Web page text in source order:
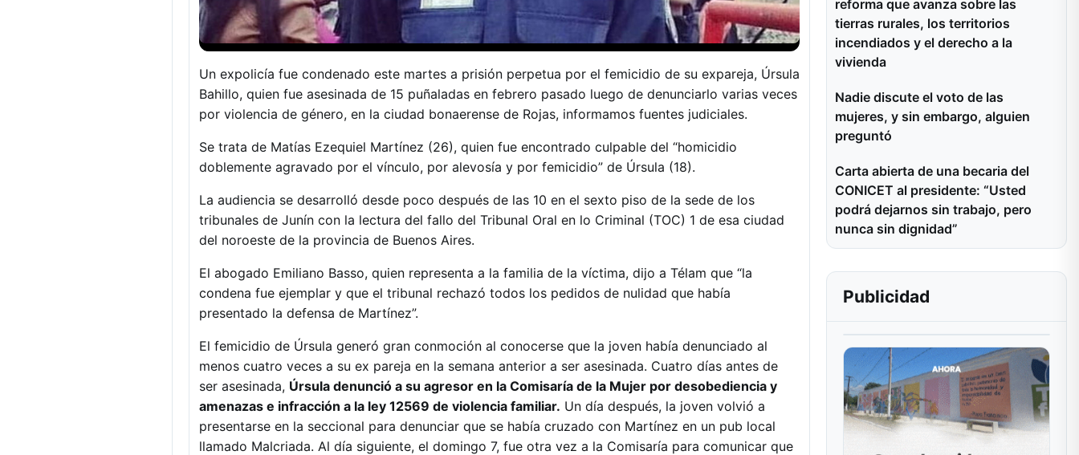
Un expolicía fue condenado este martes a prisión perpetua por el femicidio de su expareja, Úrsula
Bahillo, quien fue asesinada de 15 puñaladas en febrero pasado luego de denunciarlo varias veces
por violencia de género, en la ciudad bonaerense de Rojas, informamos fuentes judiciales.
Se trata de Matías Ezequiel Martínez (26), quien fue encontrado culpable del “homicidio
doblemente agravado por el vínculo, por alevosía y por femicidio” de Úrsula (18).
La audiencia se desarrolló desde poco después de las 10 en el sexto piso de la sede de los
tribunales de Junín con la lectura del fallo del Tribunal Oral en lo Criminal (TOC) 1 de esa ciudad
del noroeste de la provincia de Buenos Aires.
El abogado Emiliano Basso, quien representa a la familia de la víctima, dijo a Télam que “la
condena fue ejemplar y que el tribunal rechazó todos los pedidos de nulidad que había
presentado la defensa de Martínez”.
El femicidio de Úrsula generó gran conmoción al conocerse que la joven había denunciado al
menos cuatro veces a su ex pareja en la semana anterior a ser asesinada. Cuatro días antes de
ser asesinada, Úrsula denunció a su agresor en la Comisaría de la Mujer por desobediencia y
amenazas e infracción a la ley 12569 de violencia familiar. Un día después, la joven volvió a
presentarse en la seccional para denunciar que se había cruzado con Martínez en un pub local
llamado Malcriada. Al día siguiente, el domingo 7, fue otra vez a la Comisaría para comunicar que
reforma que avanza sobre las
tierras rurales, los territorios
incendiados y el derecho a la
vivienda
Nadie discute el voto de las
mujeres, y sin embargo, alguien
preguntó
Carta abierta de una becaria del
CONICET al presidente: “Usted
podrá dejarnos sin trabajo, pero
nunca sin dignidad”
Publicidad